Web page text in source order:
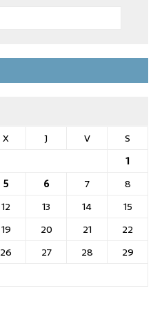
X J V
S
1
5 6 7
8
12 13 14
15
19 20 21
22
26 27 28
29